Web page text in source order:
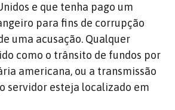
e que tenha pago um
para fins de corrupção
uma acusação. Qualquer
como o trânsito de fundos por
americana, ou a transmissão
servidor esteja localizado em